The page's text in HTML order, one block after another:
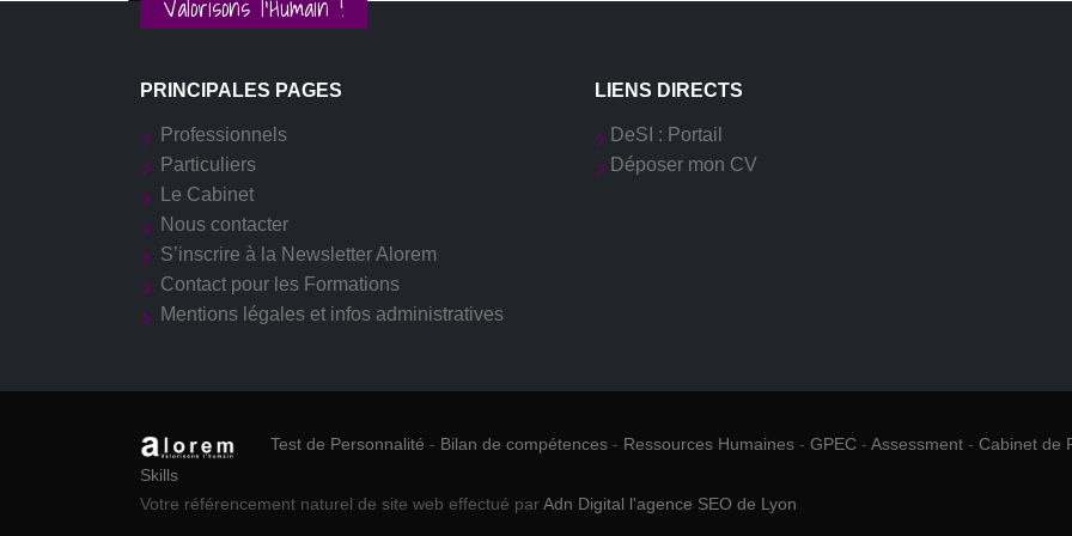
Valorisons l'Humain !
PRINCIPALES PAGES
Professionnels
Particuliers
Le Cabinet
Nous contacter
S’inscrire à la Newsletter Alorem
Contact pour les Formations
Mentions légales et infos administratives
LIENS DIRECTS
DeSI : Portail
Déposer mon CV
Test de Personnalité - Bilan de compétences - Ressources Humaines - GPEC - Assessment - Cabinet de
Skills
Votre référencement naturel de site web effectué parAdn Digital l'agence SEO de Lyon